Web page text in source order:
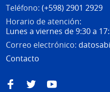
Teléfono: (+598) 2901 2929
Horario de atención:
Lunes a viernes de 9:30 a
Correo electrónico:
Contacto
FacebookTwitterYouTube